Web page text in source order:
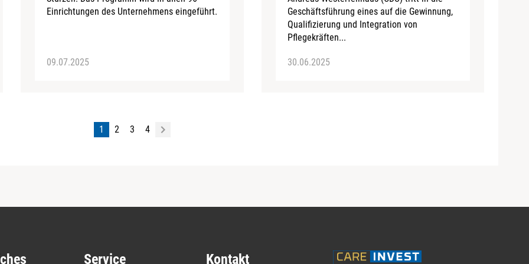
Einrichtungen des Unternehmens eingeführt.
09.07.2025
Geschäftsführung eines auf die Gewinnung,
Qualifizierung und Integration von
Pflegekräften...
30.06.2025
1 2 3 4
Service Kontakt